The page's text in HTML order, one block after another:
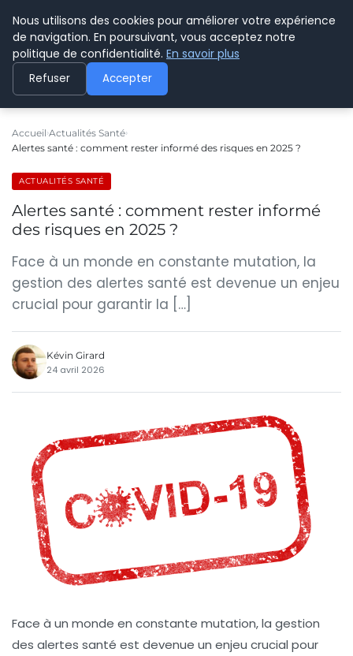
CYBERPARAPHARMACIE
Accueil Actualités Santé
Alertes santé : comment rester informé des risques en 2025 ?
ACTUALITÉS SANTÉ
Alertes santé : comment rester informé
des risques en 2025 ?
Face à un monde en constante mutation, la
gestion des alertes santé est devenue un enjeu
crucial pour garantir la […]
Kévin Girard
24 avril 2026
Face à un monde en constante mutation, la gestion
des alertes santé est devenue un enjeu crucial pour
Nous utilisons des cookies pour améliorer votre expérience
de navigation. En poursuivant, vous acceptez notre
politique de confidentialité. En savoir plus
Refuser Accepter